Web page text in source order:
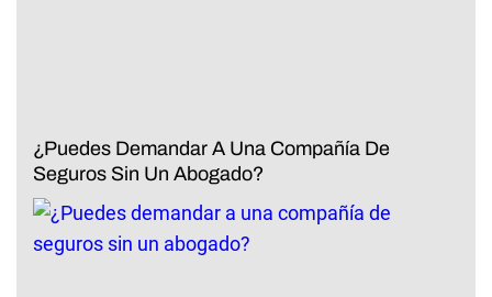
¿Puedes Demandar A Una Compañía De
Seguros Sin Un Abogado?